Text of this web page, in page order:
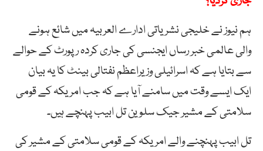
ہم نیوز نے خلیجی نشریاتی ادارے العربیہ میں شائع ہونے
والی عالمی خبر رساں ایجنسی کی جاری کردہ رپورٹ کے حوالے
سے بتایا ہے کہ اسرائیلی وزیراعظم نفتالی بینٹ کا یہ بیان
ایک ایسے وقت میں سامنے آیا ہے کہ جب امریکہ کے قومی
سلامتی کے مشیر جیک سلوین تل ابیب پہنچے ہیں۔
تل ابیب پہنچنے والے امریکہ کے قومی سلامتی کے مشیر کی